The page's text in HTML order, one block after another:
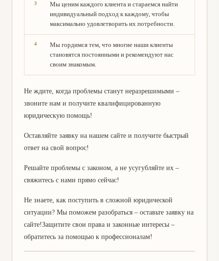
Мы ценим каждого клиента и стараемся найти
индивидуальный подход к каждому, чтобы
максимально удовлетворить их потребности.
Мы гордимся тем, что многие наши клиенты
становятся постоянными и рекомендуют нас
своим знакомым.
Не ждите, когда проблемы станут неразрешимыми –
звоните нам и получите квалифицированную
юридическую помощь!
Оставляйте заявку на нашем сайте и получите быстрый
ответ на свой вопрос!
Решайте проблемы с законом, а не усугубляйте их –
свяжитесь с нами прямо сейчас!
Не знаете, как поступить в сложной юридической
ситуации? Мы поможем разобраться – оставьте заявку на
сайте!Защитите свои права и законные интересы –
обратитесь за помощью к профессионалам!